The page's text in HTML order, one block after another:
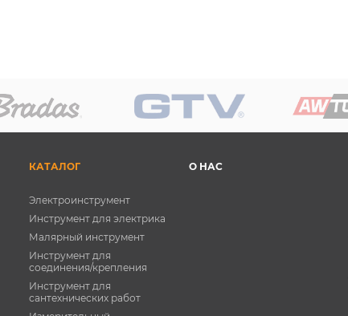
КАТАЛОГ
Электроинструмент
Инструмент для электрика
Малярный инструмент
Инструмент для
соединения/крепления
Инструмент для
сантехнических работ
О НАС